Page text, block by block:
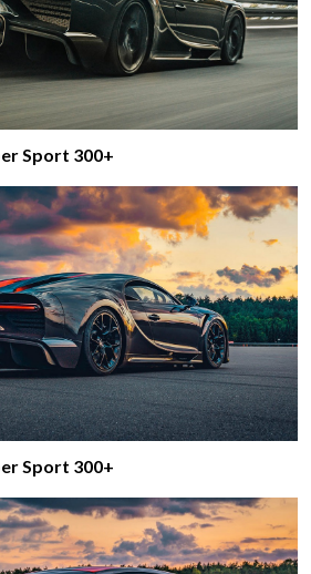
Sport 300+
Sport 300+